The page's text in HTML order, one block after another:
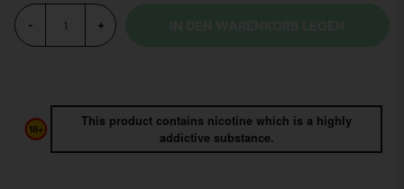
- +
This product contains nicotine which is a highly
addictive substance.